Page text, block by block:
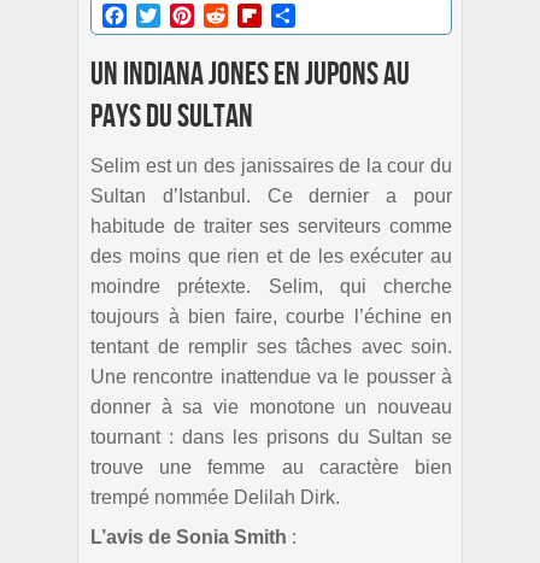
Facebook
TwitterPinterestRedditFlipboard
Un Indiana Jones en jupons au
pays du sultan
Selim est un des janissaires de la cour du
Sultan d’Istanbul. Ce dernier a pour
habitude de traiter ses serviteurs comme
des moins que rien et de les exécuter au
moindre prétexte. Selim, qui cherche
toujours à bien faire, courbe l’échine en
tentant de remplir ses tâches avec soin.
Une rencontre inattendue va le pousser à
donner à sa vie monotone un nouveau
tournant : dans les prisons du Sultan se
trouve une femme au caractère bien
trempé nommée Delilah Dirk.
L’avis de Sonia Smith :